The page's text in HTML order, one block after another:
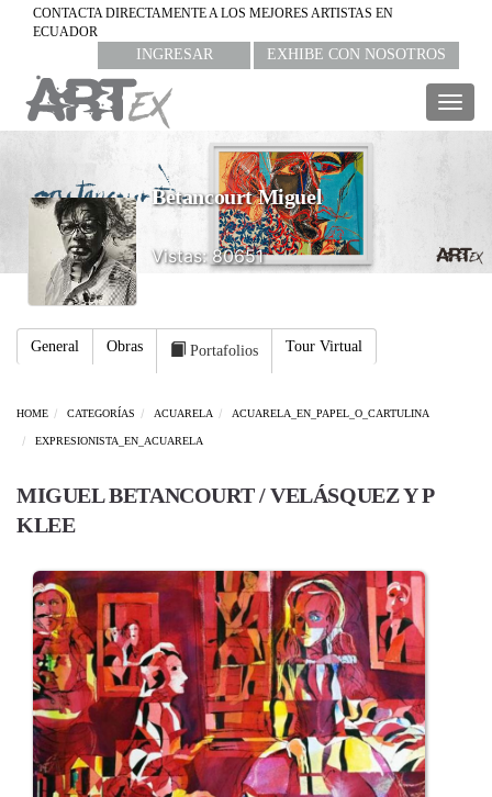
CONTACTA DIRECTAMENTE A LOS MEJORES ARTISTAS EN
ECUADOR
INGRESAR EXHIBE CON NOSOTROS
Betancourt Miguel
Vistas: 80651
General Obras Portafolios Tour Virtual
HOME CATEGORÍAS ACUARELA ACUARELA_EN_PAPEL_O_CARTULINA
EXPRESIONISTA_EN_ACUARELA
MIGUEL BETANCOURT / VELÁSQUEZ Y P
KLEE